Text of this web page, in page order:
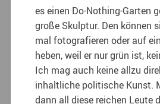
es einen Do-Nothing-Garten
große Skulptur. Den können
mal fotografieren oder auf
heben, weil er nur grün ist,
Ich mag auch keine allzu
inhaltliche politische Kunst.
dann all diese reichen Leute